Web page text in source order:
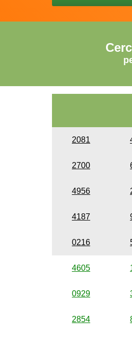
2081
2700
4956
4187
0216
4605
0929
2854